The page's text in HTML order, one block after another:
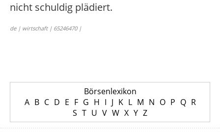
nicht schuldig plädiert.
de | wirtschaft | 65246470 |
Börsenlexikon
A B C D E F G H I J K L M N O P Q R
S T U V W X Y Z